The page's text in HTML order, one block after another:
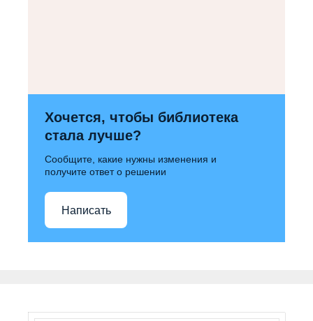
Хочется, чтобы библиотека
стала лучше?
Сообщите, какие нужны изменения и
получите ответ о решении
Написать